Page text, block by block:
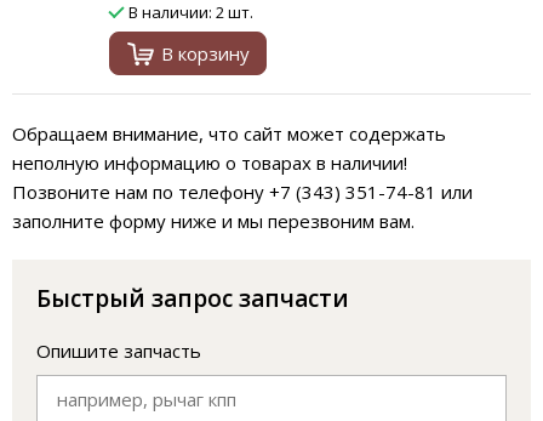
В наличии: 2 шт.
В корзину
Обращаем внимание, что сайт может содержать
неполную информацию о товарах в наличии!
Позвоните нам по телефону +7 (343) 351-74-81 или
заполните форму ниже и мы перезвоним вам.
Быстрый запрос запчасти
Опишите запчасть